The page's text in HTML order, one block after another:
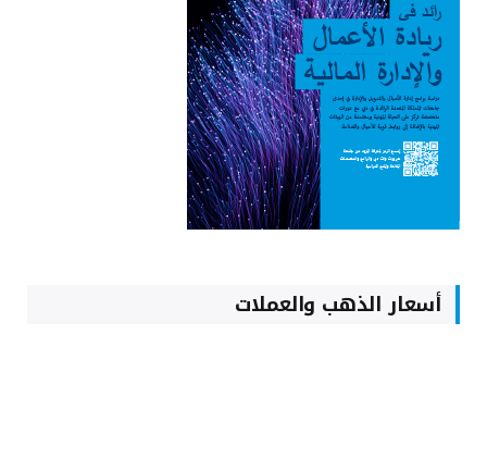
أسعار الذهب والعملات